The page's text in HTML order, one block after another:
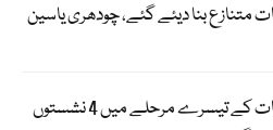
متنازع بنا دیئے گئے، چودھری یاسین
آزاد کشمیر انتخابات کے تیسرے مرحلے میں 4 نشستوں